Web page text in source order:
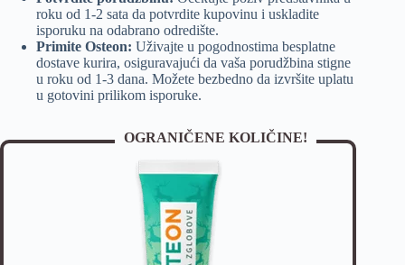
roku od 1-2 sata da potvrdite kupovinu i uskladite
isporuku na odabrano odredište.
Primite Osteon: Uživajte u pogodnostima besplatne
dostave kurira, osiguravajući da vaša porudžbina stigne
u roku od 1-3 dana. Možete bezbedno da izvršite uplatu
u gotovini prilikom isporuke.
OGRANIČENE KOLIČINE!